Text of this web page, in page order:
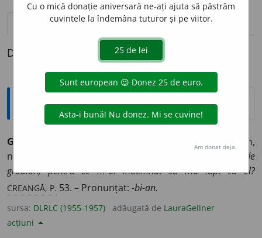
definiții (1) pronunțievolume_up (32)
Definiția cu ID-ul 904433:
Explicative DEX
GROBI
) Bădăran,
necioplit, grosolan.
Dacă ai știut că ai un bunic așa de
grobian, pentru ce m-ai îndemnat să mă lupt cu el?
CREANGĂ, P. 53. – Pronunțat: -bi-an.
sursa: DLRLC (1955-1957) adăugată de LauraGellner
acțiuni
Cu o mică donație aniversară ne-ați ajuta să păstrăm
cuvintele la îndemâna tuturor și pe viitor.
Am donat deja.